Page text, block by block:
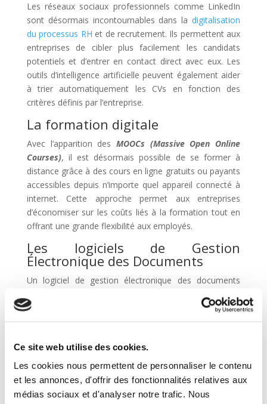
Ce site web utilise des cookies.
Les cookies nous permettent de personnaliser le contenu
et les annonces, d'offrir des fonctionnalités relatives aux
médias sociaux et d'analyser notre trafic. Nous
Les réseaux sociaux professionnels comme LinkedIn
sont désormais incontournables dans ladigitalisation
du processus RH et de recrutement. Ils permettent aux
entreprises de cibler plus facilement les candidats
potentiels et d’entrer en contact direct avec eux. Les
outils d’intelligence artificielle peuvent également aider
à trier automatiquement les CVs en fonction des
critères définis par l’entreprise.
La formation digitale
Avec l’apparition des MOOCs (Massive Open Online
Courses), il est désormais possible de se former à
distance grâce à des cours en ligne gratuits ou payants
accessibles depuis n’importe quel appareil connecté à
internet. Cette approche permet aux entreprises
d’économiser sur les coûts liés à la formation tout en
offrant une grande flexibilité aux employés.
Les logiciels de Gestion
Électronique des Documents
Un logiciel de gestion électronique des documents
(GED) peut être un atout considérable pour les RH. En
effet, la
est responsable de la gestion et
du stockage d’un grand nombre de documents tels que
les certificats de travail. Un système GED permet à
l’équipe RH de numériser ces documents et de les
stocker dans une base de données centralisée,
accessible depuis n’importe quel appareil connecté à